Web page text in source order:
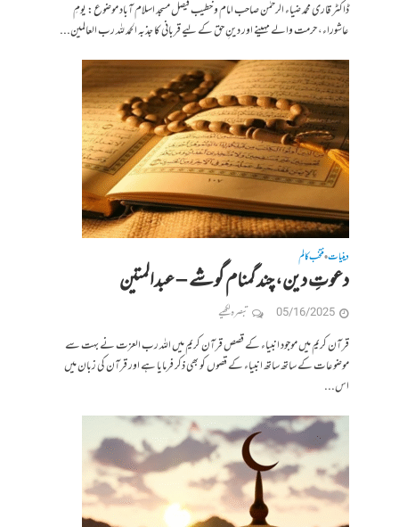
ڈاکٹر قاری محمد ضیاء الرحمٰن صاحب امام و خطیب فیصل مسجد اسلام آباد موضوع: یومِ
عاشوراء، حرمت والے مہینے اور دینِ حق کے لیے قربانی کا جذبہ الحمد للہ رب العالمین...
دینیات•منتخب کالم
دعوتِ دین، چند گمنام گوشے – عبدالمتین
05/16/2025 تبصرہ لکھیے
قرآن کریم میں موجود انبیاء کے قصص قرآن کریم میں اللہ رب العزت نے بہت سے
موضوعات کے ساتھ ساتھ انبیاء کے قصوں کو بھی ذکر فرمایا ہے اور قرآن کی زبان میں
اس...